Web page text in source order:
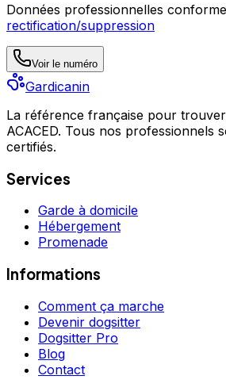
Données professionnelles
rectification/suppression
Voir le numéro
Gardicanin
La référence française pour
ACACED. Tous nos professionnels
certifiés.
Services
Garde à domicile
Hébergement
Promenade
Informations
Comment ça marche
Devenir dogsitter
Dogsitter Pro
Blog
Contact